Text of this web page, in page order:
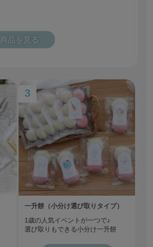
商品を見る
3
一升餅（小分け選び取りタイプ）
1歳の人気イベントが一つで♪
選び取りもできる小分け一升餅